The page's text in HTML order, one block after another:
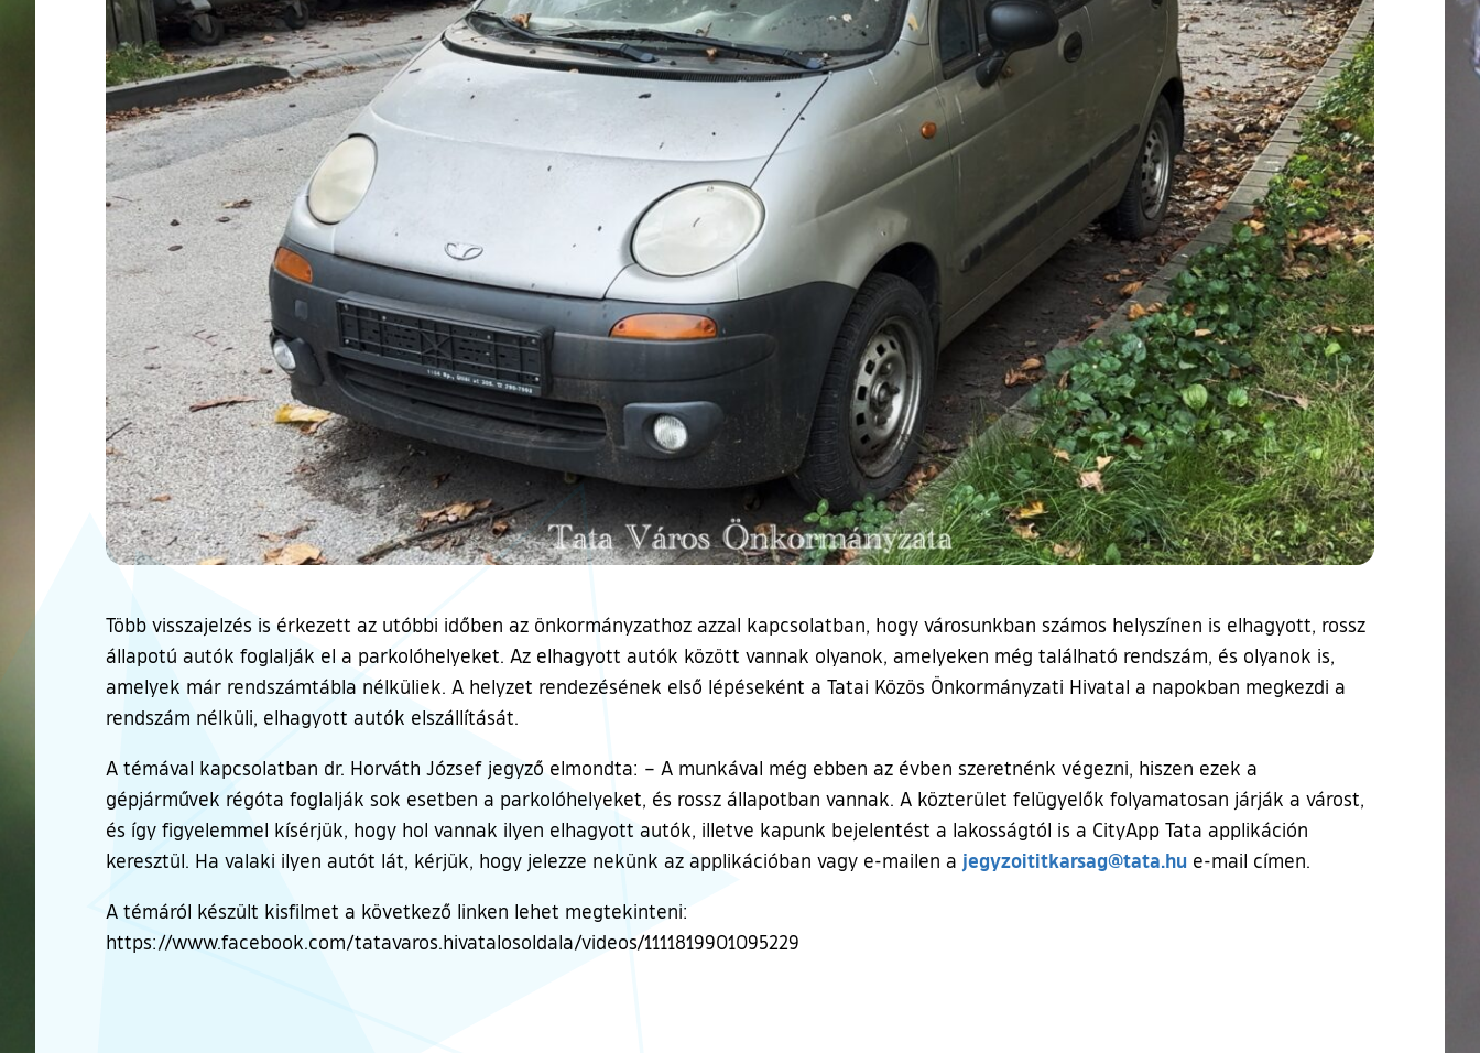
Több visszajelzés is érkezett az utóbbi időben az önkormányzathoz azzal kapcsolatban, hogy városunkban számos helyszínen is elhagyott, rossz
állapotú autók foglalják el a parkolóhelyeket. Az elhagyott autók között vannak olyanok, amelyeken még található rendszám, és olyanok is,
amelyek már rendszámtábla nélküliek. A helyzet rendezésének első lépéseként a Tatai Közös Önkormányzati Hivatal a napokban megkezdi a
rendszám nélküli, elhagyott autók elszállítását.
A témával kapcsolatban dr. Horváth József jegyző elmondta: – A munkával még ebben az évben szeretnénk végezni, hiszen ezek a
gépjárművek régóta foglalják sok esetben a parkolóhelyeket, és rossz állapotban vannak. A közterület felügyelők folyamatosan járják a várost,
és így figyelemmel kísérjük, hogy hol vannak ilyen elhagyott autók, illetve kapunk bejelentést a lakosságtól is a CityApp Tata applikáción
keresztül. Ha valaki ilyen autót lát, kérjük, hogy jelezze nekünk az applikációban vagy e-mailen a jegyzoititkarsag@tata.hu e-mail címen.
A témáról készült kisfilmet a következő linken lehet megtekinteni:
https://www.facebook.com/tatavaros.hivatalosoldala/videos/1111819901095229